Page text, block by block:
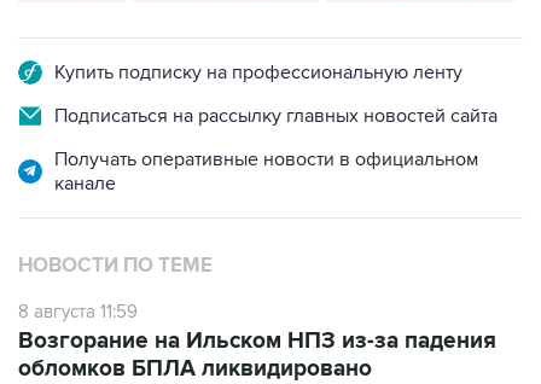
Купить подписку на профессиональную ленту
Подписаться на рассылку главных новостей сайта
Получать оперативные новости в официальном
канале
НОВОСТИ ПО ТЕМЕ
8 августа 11:59
Возгорание на Ильском НПЗ из-за падения
обломков БПЛА ликвидировано